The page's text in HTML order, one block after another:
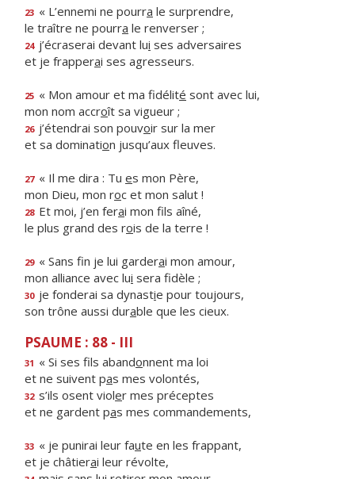
23 « L’ennemi ne pourra le surprendre,
le traître ne pourra le renverser ;
24 j’écraserai devant lui ses adversaires
et je frapperai ses agresseurs.
25 « Mon amour et ma fidélité sont avec lui,
mon nom accroît sa vigueur ;
26 j’étendrai son pouvoir sur la mer
et sa domination jusqu’aux fleuves.
27 « Il me dira : Tu es mon Père,
mon Dieu, mon roc et mon salut !
28 Et moi, j’en ferai mon fils aîné,
le plus grand des rois de la terre !
29 « Sans fin je lui garderai mon amour,
mon alliance avec lui sera fidèle ;
30 je fonderai sa dynastie pour toujours,
son trône aussi durable que les cieux.
PSAUME : 88 - III
31 « Si ses fils abandonnent ma loi
et ne suivent pas mes volontés,
32 s’ils osent violer mes préceptes
et ne gardent pas mes commandements,
33 « je punirai leur faute en les frappant,
et je châtierai leur révolte,